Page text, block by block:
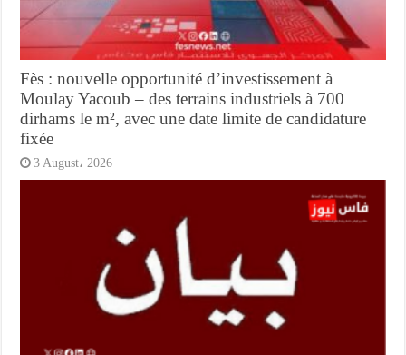
Fès : nouvelle opportunité d’investissement à
Moulay Yacoub – des terrains industriels à 700
dirhams le m², avec une date limite de candidature
fixée
3 August، 2026